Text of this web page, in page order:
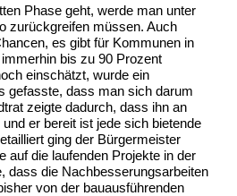
Phase geht, werde man unter
zurückgreifen müssen. Auch
es gibt für Kommunen in
bis zu 90 Prozent
einschätzt, wurde ein
gefasste, dass man sich darum
zeigte dadurch, dass ihn an
er bereit ist jede sich bietende
ging der Bürgermeister
auf die laufenden Projekte in der
dass die Nachbesserungsarbeiten
von der bauausführenden